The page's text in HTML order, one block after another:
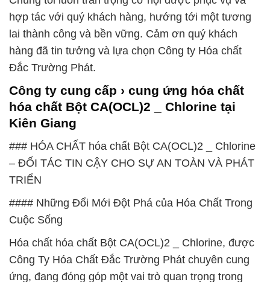
hợp tác với quý khách hàng, hướng tới một tương
lai thành công và bền vững. Cảm ơn quý khách
hàng đã tin tưởng và lựa chọn Công ty Hóa chất
Đắc Trường Phát.
Công ty cung cấp › cung ứng hóa chất
hóa chất Bột CA(OCL)2 _ Chlorine tại
Kiên Giang
### HÓA CHẤT hóa chất Bột CA(OCL)2 _ Chlorine
– ĐỐI TÁC TIN CẬY CHO SỰ AN TOÀN VÀ PHÁT
TRIỂN
#### Những Đổi Mới Đột Phá của Hóa Chất Trong
Cuộc Sống
Hóa chất hóa chất Bột CA(OCL)2 _ Chlorine, được
Công Ty Hóa Chất Đắc Trường Phát chuyên cung
ứng, đang đóng góp một vai trò quan trọng trong